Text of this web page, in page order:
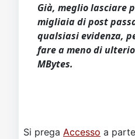
Già, meglio lasciare
migliaia di post
qualsiasi evidenza,
fare a meno di
MBytes.
Si prega Accesso a